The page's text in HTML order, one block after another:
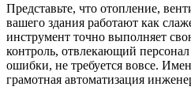
Представьте, что отопление,
вашего здания работают как
инструмент точно выполняет
контроль, отвлекающий
ошибки, не требуется вовсе.
грамотная автоматизация